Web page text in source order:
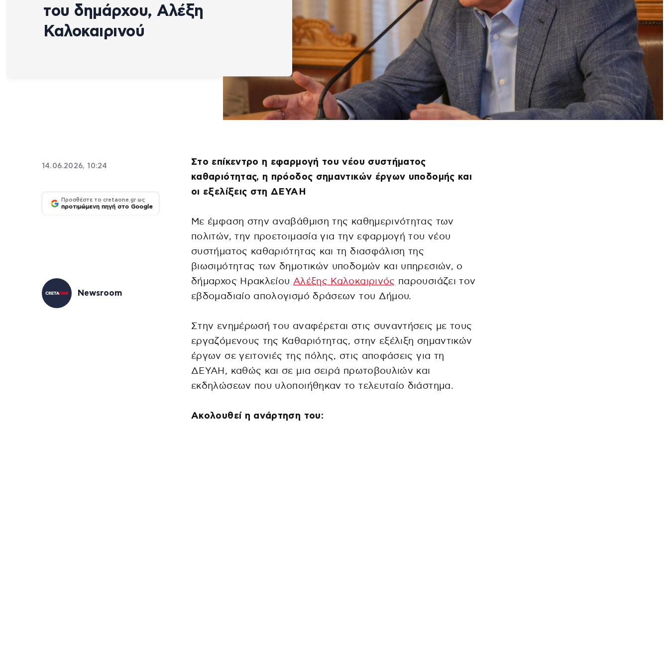
του δημάρχου, Αλέξη
Καλοκαιρινού
14.06.2026, 10:24
Προσθέστε το cretaone.gr ως
προτιμώμενη πηγή στο Google
Newsroom
Στο επίκεντρο η εφαρμογή του νέου συστήματος
καθαριότητας, η πρόοδος σημαντικών έργων υποδομής και
οι εξελίξεις στη ΔΕΥΑΗ
Με έμφαση στην αναβάθμιση της καθημερινότητας των
πολιτών, την προετοιμασία για την εφαρμογή του νέου
συστήματος καθαριότητας και τη διασφάλιση της
βιωσιμότητας των δημοτικών υποδομών και υπηρεσιών, ο
δήμαρχος Ηρακλείου Αλέξης Καλοκαιρινός παρουσιάζει τον
εβδομαδιαίο απολογισμό δράσεων του Δήμου.
Στην ενημέρωσή του αναφέρεται στις συναντήσεις με τους
εργαζόμενους της Καθαριότητας, στην εξέλιξη σημαντικών
έργων σε γειτονιές της πόλης, στις αποφάσεις για τη
ΔΕΥΑΗ, καθώς και σε μια σειρά πρωτοβουλιών και
εκδηλώσεων που υλοποιήθηκαν το τελευταίο διάστημα.
Ακολουθεί η ανάρτηση του: